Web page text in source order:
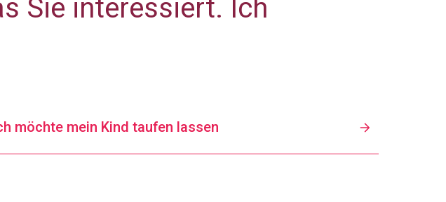
Sie interessiert. Ich
möchte mein Kind taufen lassen